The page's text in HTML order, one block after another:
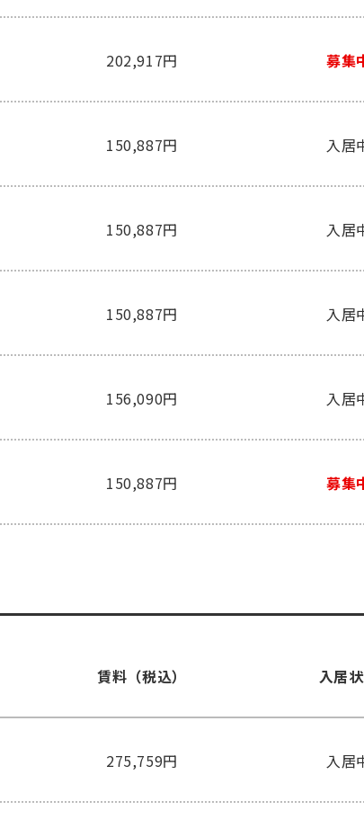
202,917円 募集
150,887円 入居
150,887円 入居
150,887円 入居
156,090円 入居
150,887円 募集
賃料（税込） 入居
275,759円 入居